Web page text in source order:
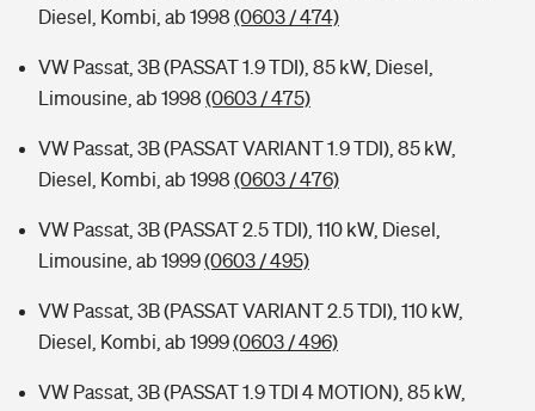
Diesel, Kombi, ab 1998 (0603 / 474)
VW Passat, 3B (PASSAT 1.9 TDI), 85 kW, Diesel,
Limousine, ab 1998 (0603 / 475)
VW Passat, 3B (PASSAT VARIANT 1.9 TDI), 85 kW,
Diesel, Kombi, ab 1998 (0603 / 476)
VW Passat, 3B (PASSAT 2.5 TDI), 110 kW, Diesel,
Limousine, ab 1999(0603 / 495)
VW Passat, 3B (PASSAT VARIANT 2.5 TDI), 110 kW,
Diesel, Kombi, ab 1999(0603 / 496)
VW Passat, 3B (PASSAT 1.9 TDI 4 MOTION), 85 kW,